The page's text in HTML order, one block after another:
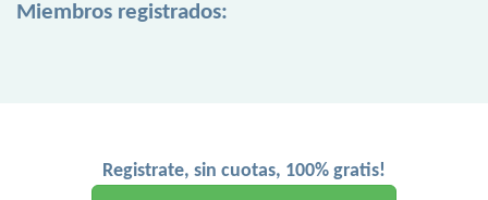
Miembros registrados:
Registrate, sin cuotas, 100% gratis!